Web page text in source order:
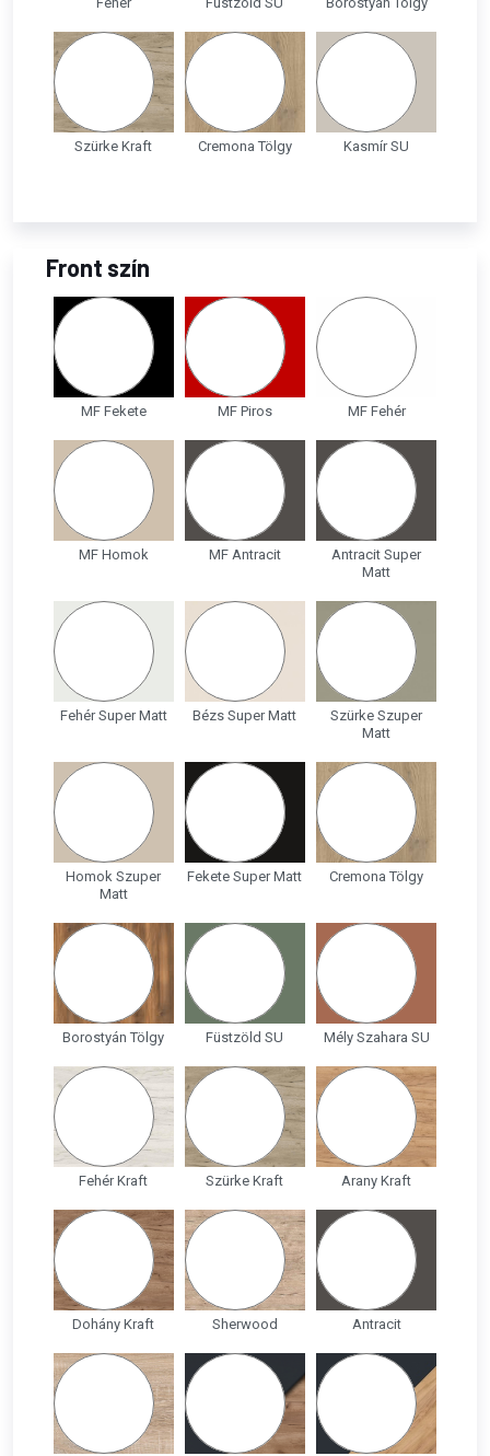
Szürke Kraft Cremona Tölgy Kasmír SU
Front szín
MF Fekete MF Piros MF Fehér
MF Homok MF Antracit
Antracit Super
Matt
Fehér Super Matt Bézs Super Matt
Szürke Szuper
Matt
Homok Szuper
Matt
Fekete Super Matt Cremona Tölgy
Borostyán Tölgy Füstzöld SU Mély Szahara SU
Fehér Kraft Szürke Kraft Arany Kraft
Dohány Kraft Sherwood Antracit